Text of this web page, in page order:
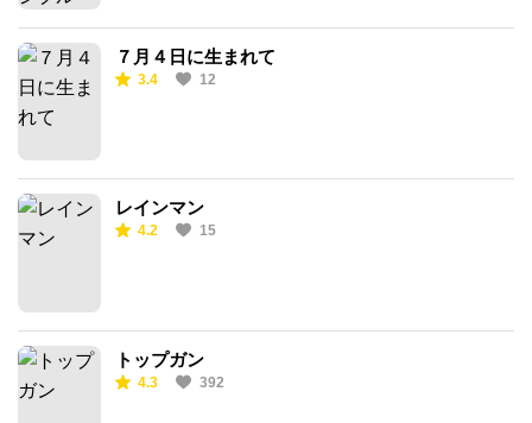
７月４日に生まれて
3.4 12
レインマン
4.2 15
トップガン
4.3 392